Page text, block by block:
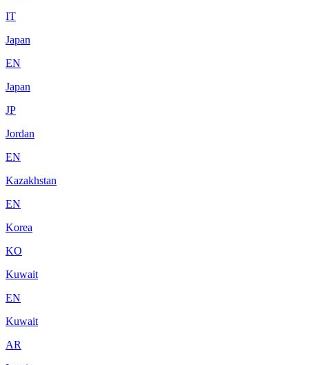
IT
Japan
EN
Japan
JP
Jordan
EN
Kazakhstan
EN
Korea
KO
Kuwait
EN
Kuwait
AR